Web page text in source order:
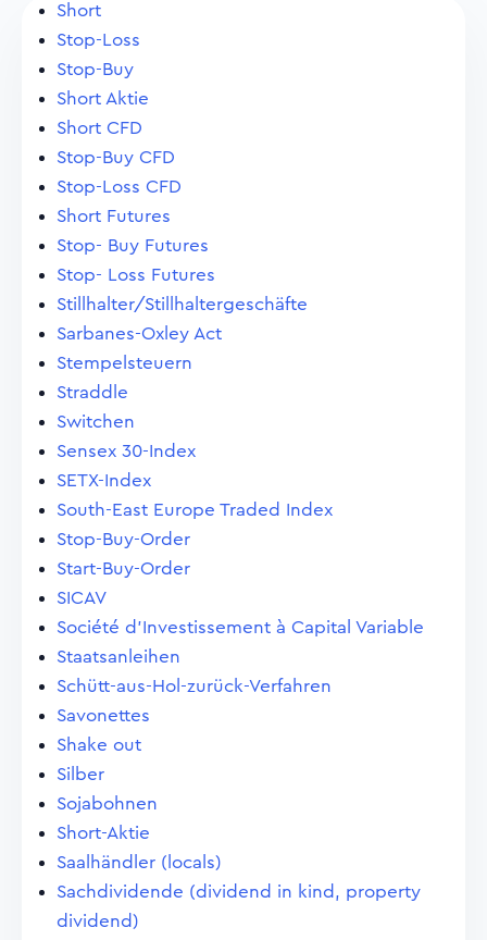
Short
Stop-Loss
Stop-Buy
Short Aktie
Short CFD
Stop-Buy CFD
Stop-Loss CFD
Short Futures
Stop- Buy Futures
Stop- Loss Futures
Stillhalter/Stillhaltergeschäfte
Sarbanes-Oxley Act
Stempelsteuern
Straddle
Switchen
Sensex 30-Index
SETX-Index
South-East Europe Traded Index
Stop-Buy-Order
Start-Buy-Order
SICAV
Société d'Investissement à Capital Variable
Staatsanleihen
Schütt-aus-Hol-zurück-Verfahren
Savonettes
Shake out
Silber
Sojabohnen
Short-Aktie
Saalhändler (locals)
Sachdividende (dividend in kind, property
dividend)